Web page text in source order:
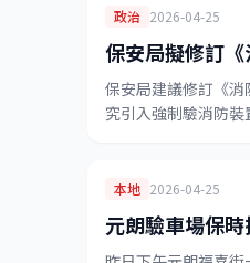
政治 2026-04-25
保安局擬修訂
保安局建議修訂《
究引入強制驗消防
本地 2026-04-25
元朗驗車場保